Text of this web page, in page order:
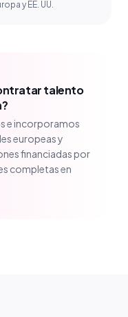
y EE. UU.
talento
e incorporamos
europeas y
financiadas por
completas en